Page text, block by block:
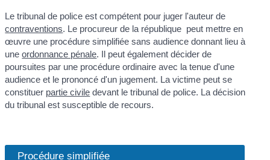
Le tribunal de police est compétent pour juger l'auteur de
contraventions. Le procureur de la république peut mettre en
œuvre une procédure simplifiée sans audience donnant lieu à
uneordonnance pénale. Il peut également décider de
poursuites par une procédure ordinaire avec la tenue d'une
audience et le prononcé d'un jugement. La victime peut se
constituer partie civile devant le tribunal de police. La décision
du tribunal est susceptible de recours.
Procédure simplifiée